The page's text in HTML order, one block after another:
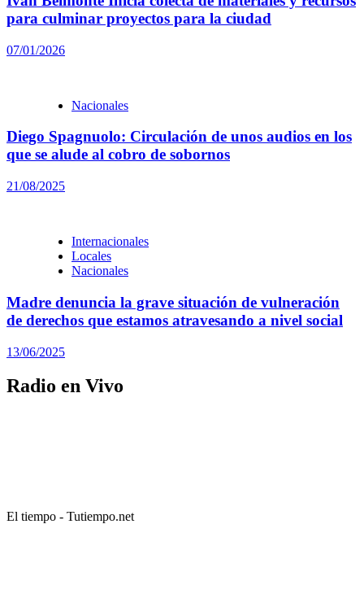
para culminar proyectos para la ciudad
07/01/2026
Nacionales
Diego Spagnuolo: Circulación de unos audios en los
que se alude al cobro de sobornos
21/08/2025
Internacionales
Locales
Nacionales
Madre denuncia la grave situación de vulneración
de derechos que estamos atravesando a nivel social
13/06/2025
Radio en Vivo
El tiempo - Tutiempo.net